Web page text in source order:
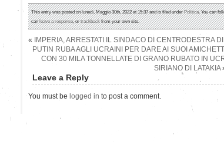
This entry was posted on lunedì, Maggio 30th, 2022 at 15:37 and is filed underPolitica. You can
canleave a response, ortrackbackfrom your own site.
«
IMPERIA, ARRESTATI IL SINDACO DI CENTRODESTRA
PUTIN RUBA AGLI UCRAINI PER DARE AI SUOI
CON 30 MILA TONNELLATE DI GRANO RUBATO IN
SIRIANO DI LATAKIA
Leave a Reply
You must be logged in to post a comment.